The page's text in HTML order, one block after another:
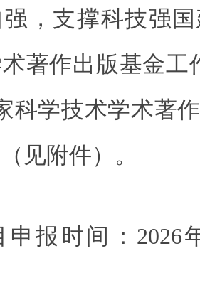
，支撑科技强
著作出版基金工
科学技术学术著
见附件）。
时间：2026